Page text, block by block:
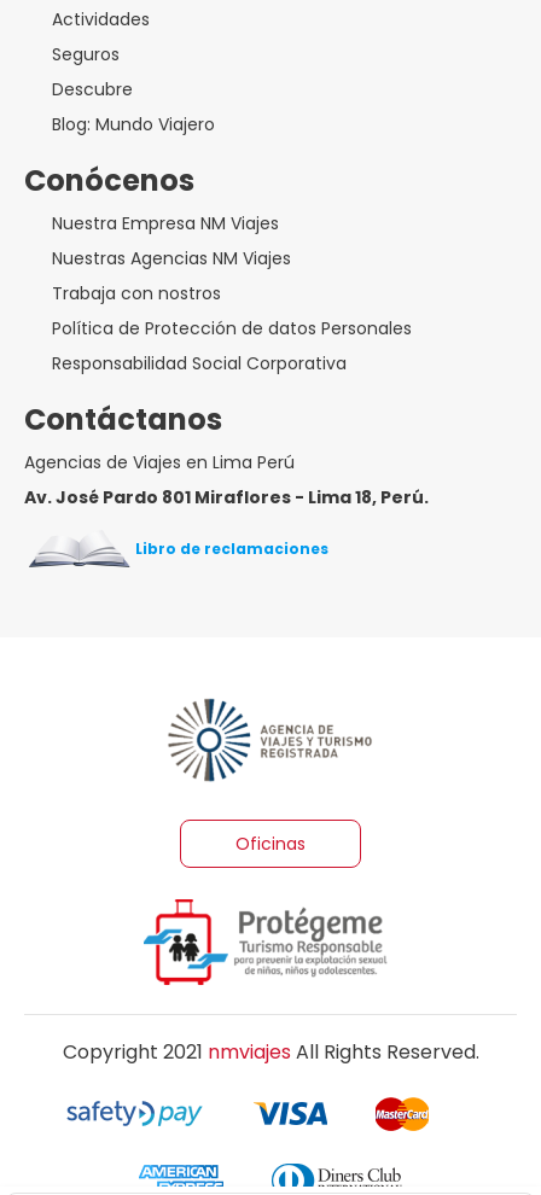
Actividades
Seguros
Descubre
Blog: Mundo Viajero
Conócenos
Nuestra Empresa NM Viajes
Nuestras Agencias NM Viajes
Trabaja con nostros
Política de Protección de datos Personales
Responsabilidad Social Corporativa
Contáctanos
Agencias de Viajes en Lima Perú
Av. José Pardo 801 Miraflores - Lima 18, Perú.
Libro de reclamaciones
Oficinas
Copyright 2021 nmviajesAll Rights Reserved.